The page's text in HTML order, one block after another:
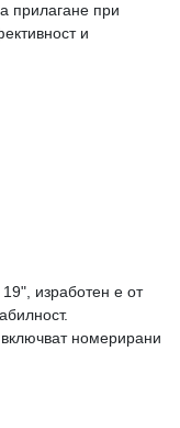
прилагане при
и
изработен е от
номерирани